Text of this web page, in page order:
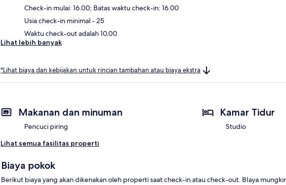
Check-in mulai: 16.00; Batas waktu check-in: 16.00
Usia check-in minimal - 25
Waktu check-out adalah 10.00
Lihat lebih banyak
*Lihat biaya dan kebijakan untuk rincian tambahan atau biaya ekstra
Makanan dan minuman
Pencuci piring
Kamar Tidur
Studio
Lihat semua fasilitas properti
Biaya pokok
Berikut biaya yang akan dikenakan oleh properti saat check-in atau check-out. BIaya